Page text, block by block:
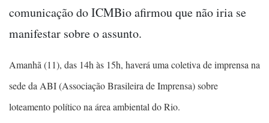
comunicação do ICMBio afirmou que não iria se
manifestar sobre o assunto.
Amanhã (11), das 14h às 15h, haverá uma coletiva de imprensa na
sede da ABI (Associação Brasileira de Imprensa) sobre
loteamento político na área ambiental do Rio.